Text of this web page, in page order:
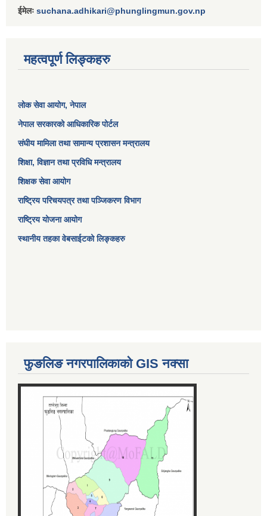
ईमेलः suchana.adhikari@phunglingmun.gov.np
महत्वपूर्ण लिङ्कहरु
लोक सेवा आयोग, नेपाल
नेपाल सरकारको आधिकारिक पोर्टल
संघीय मामिला तथा सामान्य प्रशासन मन्त्रालय
शिक्षा, विज्ञान तथा प्रविधि मन्त्रालय
शिक्षक सेवा आयोग
राष्ट्रिय परिचयपत्र तथा पञ्जिकरण विभाग
राष्ट्रिय योजना आयोग
स्थानीय तहका वेबसाईटको लिङ्कहरु
फुङलिङ नगरपालिकाको GIS नक्सा